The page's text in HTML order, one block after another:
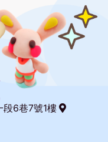
段6巷7號1樓